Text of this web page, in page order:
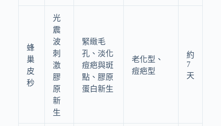
蜂
巢
皮
秒
光
震
波
刺
激
膠
原
新
生
緊緻毛
孔、淡化
痘疤與斑
點、膠原
蛋白新生
老化型、
痘疤型
約
7
天